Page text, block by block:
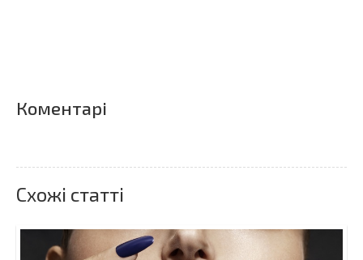
Коментарі
Схожі статті